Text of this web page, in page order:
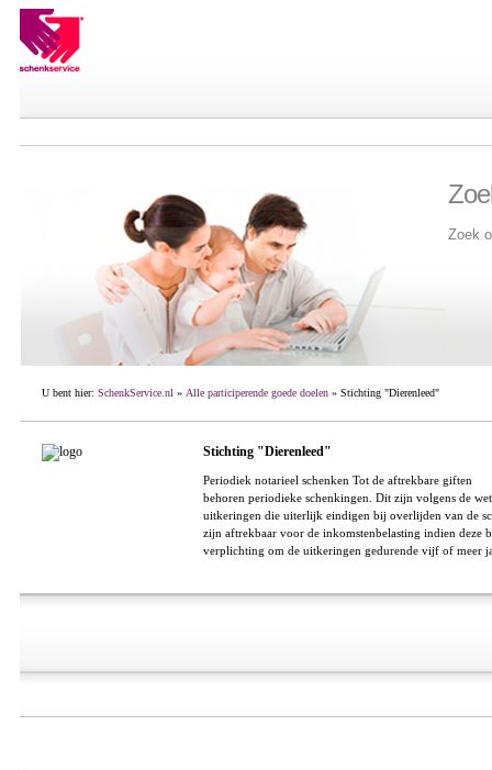
Zoek
U bent hier: SchenkService.nl » Alle participerende goede doelen» Stichting "Dierenleed"
Stichting "Dierenleed"
Periodiek notarieel schenken Tot de aftrekbare giften
behoren periodieke schenkingen. Dit zijn volgens de
uitkeringen die uiterlijk eindigen bij overlijden van de
zijn aftrekbaar voor de inkomstenbelasting indien deze
verplichting om de uitkeringen gedurende vijf of meer